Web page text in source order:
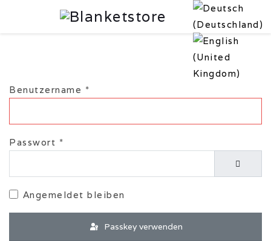
Benutzername *
Passwort *
Angemeldet bleiben
Passkey verwenden